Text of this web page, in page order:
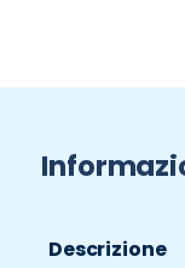
Descrizione